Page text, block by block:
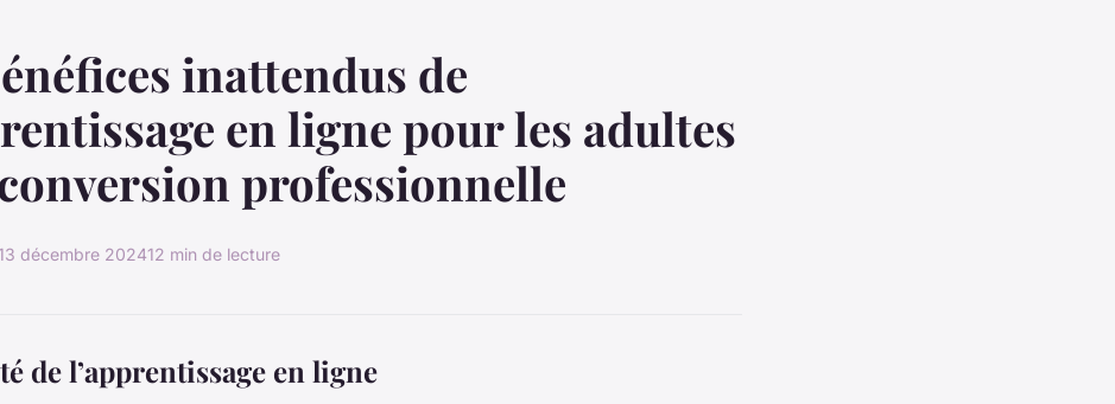
inattendus de
en ligne pour les adultes
professionnelle
décembre 202412 min de lecture
de l’apprentissage en ligne